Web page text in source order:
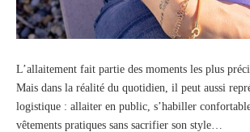
L’allaitement fait partie des moments les plus
Mais dans la réalité du quotidien, il peut aussi
logistique : allaiter en public, s’habiller
vêtements pratiques sans sacrifier son style…